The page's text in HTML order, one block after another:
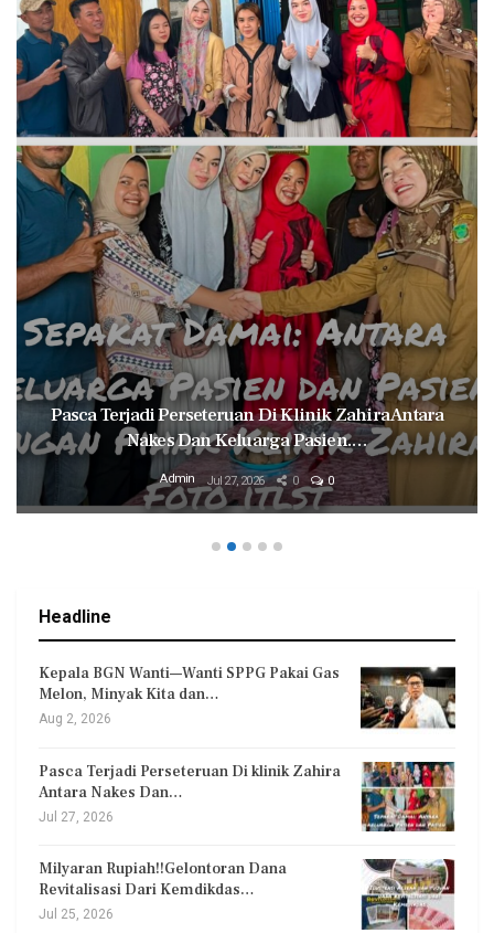
Pasca Terjadi Perseteruan Di Klinik Zahira Antara
Nakes Dan Keluarga Pasien.…
Admin Jul 27, 2026 0 0
Headline
Kepala BGN Wanti—Wanti SPPG Pakai Gas
Melon, Minyak Kita dan…
Aug 2, 2026
Pasca Terjadi Perseteruan Di klinik Zahira
Antara Nakes Dan…
Jul 27, 2026
Milyaran Rupiah!!Gelontoran Dana
Revitalisasi Dari Kemdikdas…
Jul 25, 2026